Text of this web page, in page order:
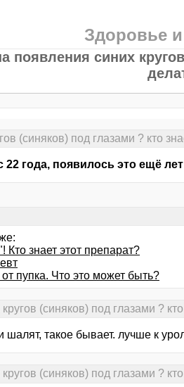
Здоровье
появления синих
(синяков) под глазами ? кто
22 года, появилось это ещё
знает этот препарат?
пупка. Что это может быть?
(синяков) под глазами ?
шалят, такое бывает. лучше к
(синяков) под глазами ?